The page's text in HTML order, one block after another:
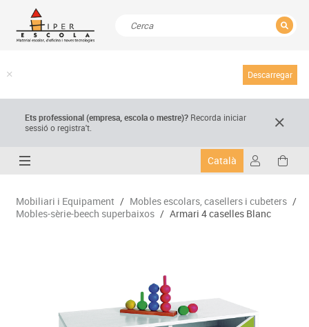
Descarregar
Ets professional (empresa,escola o mestre)? Recorda iniciar
sessió o registra't.
Català
Mobiliari i Equipament / Mobles escolars, casellers i cubeters /
Mobles-sèrie-beech superbaixos / Armari 4 caselles Blanc